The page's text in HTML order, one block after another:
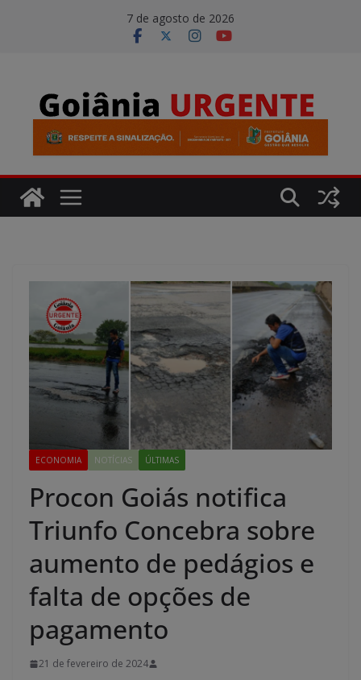
7 de agosto de 2026
ECONOMIA NOTÍCIAS ÚLTIMAS
Procon Goiás notifica
Triunfo Concebra sobre
aumento de pedágios e
falta de opções de
pagamento
21 de fevereiro de 2024
modal-check